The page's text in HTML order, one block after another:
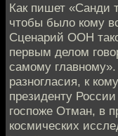
Как пишет «Санди
чтобы было кому
Сценарий ООН
первым делом
самому
разногласия, к
президенту
госпоже Отман, в
космических